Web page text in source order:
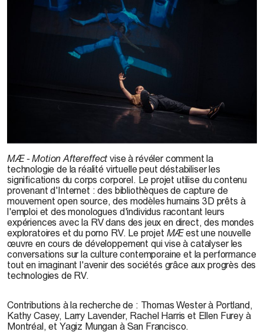
MÆ - Motion Aftereffect vise à révéler comment la
technologie de la réalité virtuelle peut déstabiliser les
significations du corps corporel. Le projet utilise du contenu
provenant d'Internet : des bibliothèques de capture de
mouvement open source, des modèles humains 3D prêts à
l'emploi et des monologues d'individus racontant leurs
expériences avec la RV dans des jeux en direct, des mondes
exploratoires et du porno RV. Le projet MÆest une nouvelle
œuvre en cours de développement qui vise à catalyser les
conversations sur la culture contemporaine et la performance
tout en imaginant l'avenir des sociétés grâce aux progrès des
technologies de RV.
Contributions à la recherche de : Thomas Wester à Portland,
Kathy Casey, Larry Lavender, Rachel Harris et Ellen Furey à
Montréal, et Yagiz Mungan à San Francisco.